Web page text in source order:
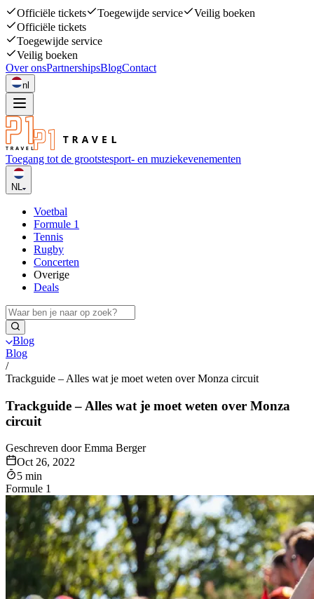
Officiële tickets Toegewijde service
Veilig boeken
Officiële tickets
Toegewijde service
Veilig boeken
Over onsPartnershipsBlogContact
nl
Toegang tot de grootstesport- en muziekevenementen
NL
Voetbal
Formule 1
Tennis
Rugby
Concerten
Overige
Deals
Blog
Blog
/
Trackguide – Alles wat je moet weten over Monza circuit
Trackguide – Alles wat je moet weten over Monza
circuit
Geschreven door Emma Berger
Oct 26, 2022
5 min
Formule 1